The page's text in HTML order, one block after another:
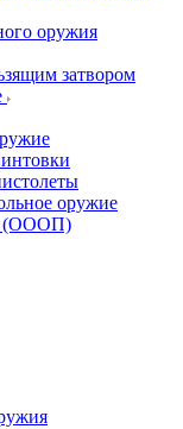
оружия
затвором
оружие
(ОООП)